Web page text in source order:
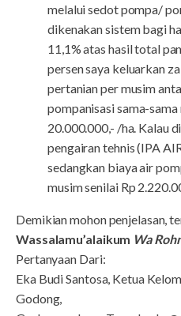
melalui sedot pompa/
dikenakan sistem bagi
11,1% atas hasil total
persen saya keluarkan
pertanian per musim
pompanisasi sama-
20.000.000,- /ha. Kalau
pengairan tehnis (IPA
sedangkan biaya air
musim senilai Rp
Demikian mohon penjelasan,
Wassalamu’alaikum Wa
Pertanyaan Dari:
Eka Budi Santosa, Ketua
Godong,